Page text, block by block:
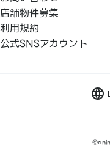
店舗物件募集
利用規約
公式SNSアカウント
©